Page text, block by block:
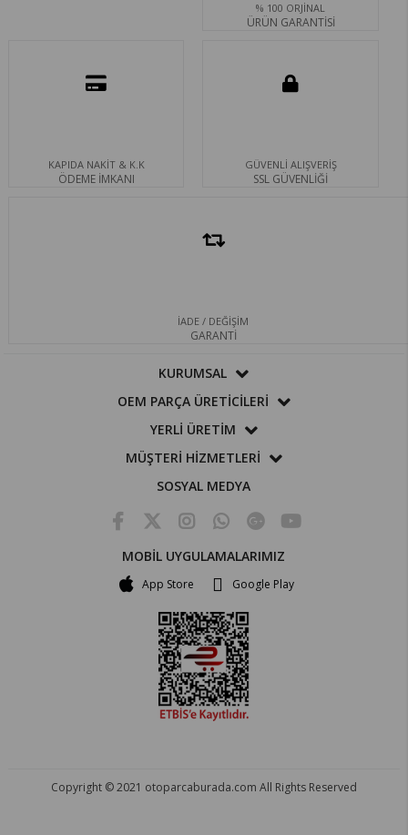
% 100 ORJİNAL
ÜRÜN GARANTİSİ
KAPIDA NAKİT & K.K
ÖDEME İMKANI
GÜVENLİ ALIŞVERİŞ
SSL GÜVENLİĞİ
İADE / DEĞİŞİM
GARANTİ
KURUMSAL
OEM PARÇA ÜRETİCİLERİ
YERLİ ÜRETİM
MÜŞTERİ HİZMETLERİ
SOSYAL MEDYA
MOBİL UYGULAMALARIMIZ
App Store Google Play
Copyright © 2021 otoparcaburada.com All Rights Reserved